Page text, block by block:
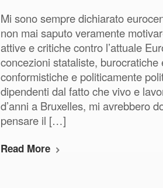
Mi sono sempre dichiarato
non mai saputo veramente
attive e critiche contro l’attuale
concezioni stataliste, burocratiche
conformistiche e politicamente
dipendenti dal fatto che vivo e
d’anni a Bruxelles, mi avrebbero
pensare il […]
Read More